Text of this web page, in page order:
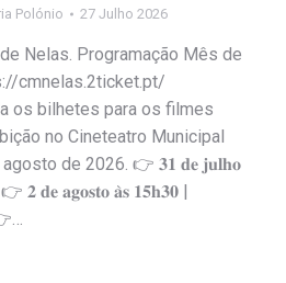
Polónio 27 Julho 2026
Nelas. Programação Mês de
cmnelas.2ticket.pt/
os bilhetes para os filmes
no Cineteatro Municipal
de 2026. 👉 𝟑𝟏 𝐝𝐞 𝐣𝐮𝐥𝐡𝐨
𝟐 𝐝𝐞 𝐚𝐠𝐨𝐬𝐭𝐨 𝐚̀𝐬 𝟏𝟓𝐡𝟑𝟎 |